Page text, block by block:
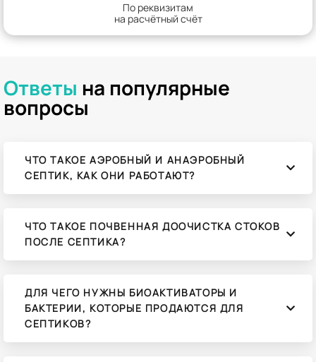
По реквизитам
на расчётный счёт
Ответы на популярные
вопросы
ЧТО ТАКОЕ АЭРОБНЫЙ И АНАЭРОБНЫЙ
СЕПТИК, КАК ОНИ РАБОТАЮТ?
ЧТО ТАКОЕ ПОЧВЕННАЯ ДООЧИСТКА СТОКОВ
ПОСЛЕ СЕПТИКА?
ДЛЯ ЧЕГО НУЖНЫ БИОАКТИВАТОРЫ И
БАКТЕРИИ, КОТОРЫЕ ПРОДАЮТСЯ ДЛЯ
СЕПТИКОВ?